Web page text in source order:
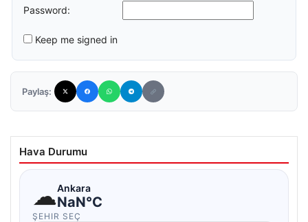
Password:
Keep me signed in
Paylaş:
Hava Durumu
☁Ankara
NaN°C
ŞEHIR SEÇ